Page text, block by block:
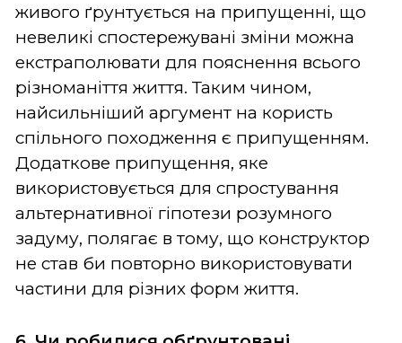
живого ґрунтується на припущенні, що
невеликі спостережувані зміни можна
екстраполювати для пояснення всього
різноманіття життя. Таким чином,
найсильніший аргумент на користь
спільного походження є припущенням.
Додаткове припущення, яке
використовується для спростування
альтернативної гіпотези розумного
задуму, полягає в тому, що конструктор
не став би повторно використовувати
частини для різних форм життя.